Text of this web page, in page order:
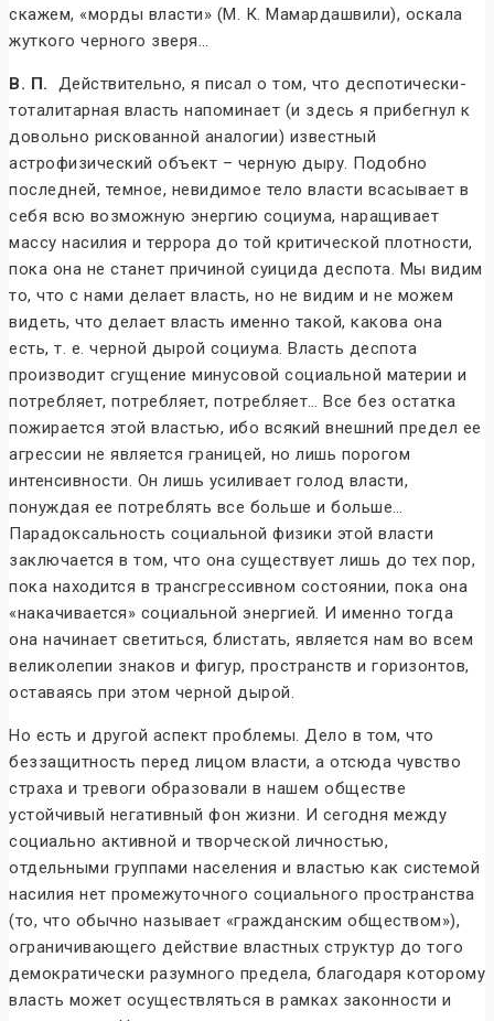
скажем, «морды власти» (М. К. Мамардашвили), оскала
жуткого черного зверя…
В. П. Действительно, я писал о том, что деспотически-
тоталитарная власть напоминает (и здесь я прибегнул к
довольно рискованной аналогии) известный
астрофизический объект – черную дыру. Подобно
последней, темное, невидимое тело власти всасывает в
себя всю возможную энергию социума, наращивает
массу насилия и террора до той критической плотности,
пока она не станет причиной суицида деспота. Мы видим
то, что с нами делает власть, но не видим и не можем
видеть, что делает власть именно такой, какова она
есть, т. е. черной дырой социума. Власть деспота
производит сгущение минусовой социальной материи и
потребляет, потребляет, потребляет… Все без остатка
пожирается этой властью, ибо всякий внешний предел ее
агрессии не является границей, но лишь порогом
интенсивности. Он лишь усиливает голод власти,
понуждая ее потреблять все больше и больше…
Парадоксальность социальной физики этой власти
заключается в том, что она существует лишь до тех пор,
пока находится в трансгрессивном состоянии, пока она
«накачивается» социальной энергией. И именно тогда
она начинает светиться, блистать, является нам во всем
великолепии знаков и фигур, пространств и горизонтов,
оставаясь при этом черной дырой.
Но есть и другой аспект проблемы. Дело в том, что
беззащитность перед лицом власти, а отсюда чувство
страха и тревоги образовали в нашем обществе
устойчивый негативный фон жизни. И сегодня между
социально активной и творческой личностью,
отдельными группами населения и властью как системой
насилия нет промежуточного социального пространства
(то, что обычно называет «гражданским обществом»),
ограничивающего действие властных структур до того
демократически разумного предела, благодаря которому
власть может осуществляться в рамках законности и